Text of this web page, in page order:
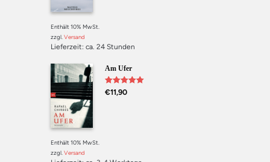
Enthält 10% MwSt.
zzgl. Versand
Lieferzeit: ca. 24 Stunden
Am Ufer
Bewertet mit
5.00 von 5
€11,90
Enthält 10% MwSt.
zzgl. Versand